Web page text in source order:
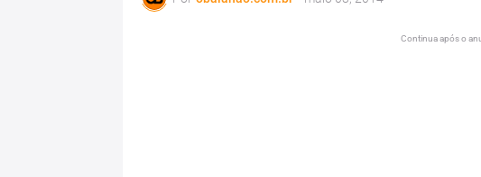
Continua após o